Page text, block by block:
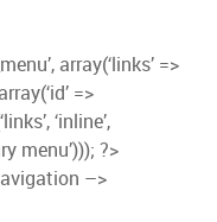
array(‘links’ =>
=>
‘inline’,
menu’))); ?>
–>